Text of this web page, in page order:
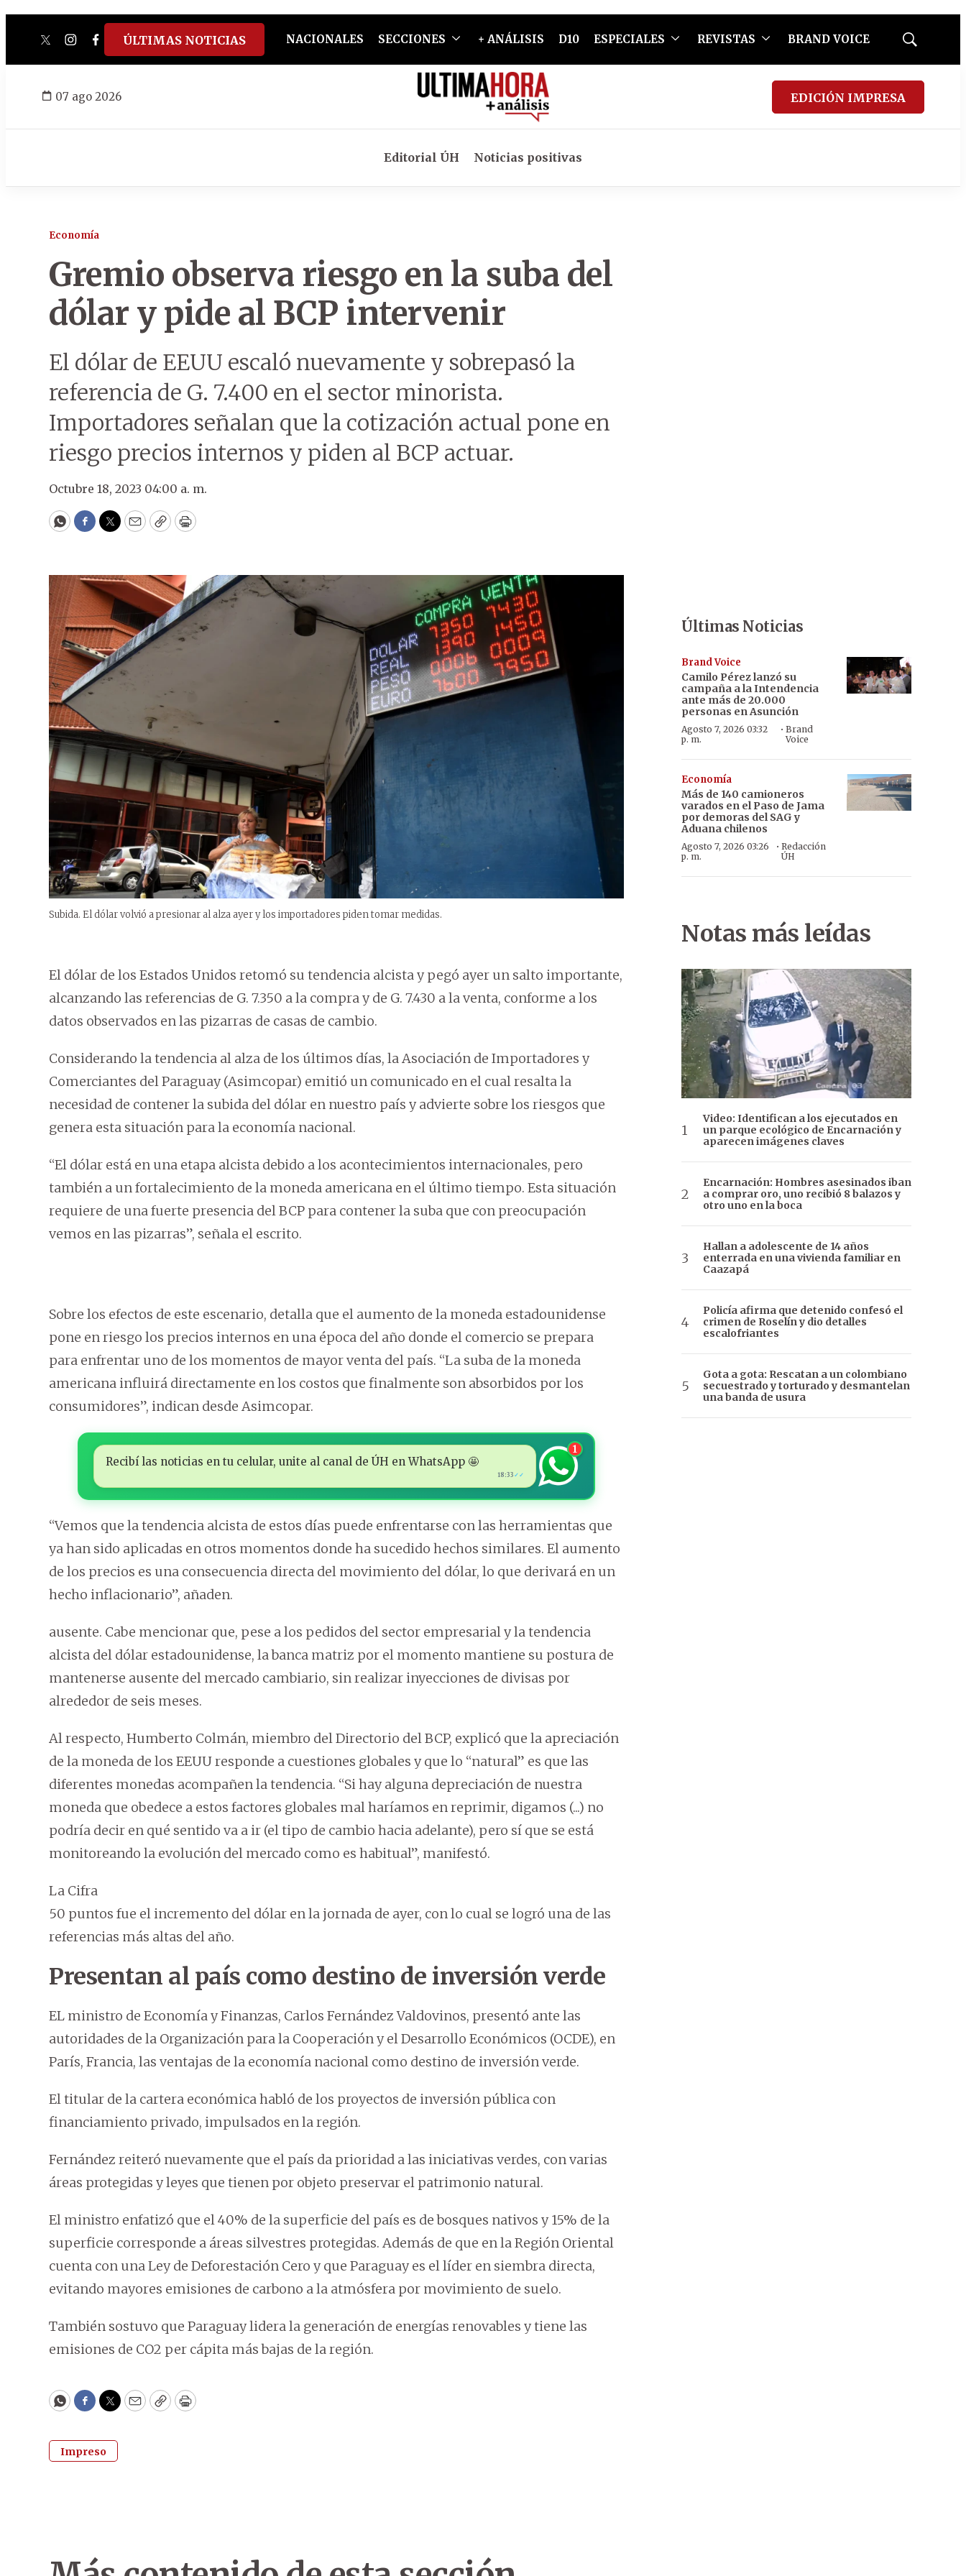
twitterinstagram
facebook
tiktokyoutube
spotify
ÚLTIMAS NOTICIAS NACIONALES SECCIONES + ANÁLISIS D10 ESPECIALES REVISTAS BRAND VOICE
Mostrar
07 ago 2026 EDICIÓN IMPRESA
Editorial ÚH Noticias positivas
Economía
Gremio observa riesgo en la suba del
dólar y pide al BCP intervenir
El dólar de EEUU escaló nuevamente y sobrepasó la
referencia de G. 7.400 en el sector minorista.
Importadores señalan que la cotización actual pone en
riesgo precios internos y piden al BCP actuar.
Octubre 18, 2023 04:00 a. m.
WhatsApp
Facebook
Twitter
EmailCopyPrint
Subida. El dólar volvió a presionar al alza ayer y los importadores piden tomar medidas.
El dólar de los Estados Unidos retomó su tendencia alcista y pegó ayer un salto importante,
alcanzando las referencias de G. 7.350 a la compra y de G. 7.430 a la venta, conforme a los
datos observados en las pizarras de casas de cambio.
Considerando la tendencia al alza de los últimos días, la Asociación de Importadores y
Comerciantes del Paraguay (Asimcopar) emitió un comunicado en el cual resalta la
necesidad de contener la subida del dólar en nuestro país y advierte sobre los riesgos que
genera esta situación para la economía nacional.
“El dólar está en una etapa alcista debido a los acontecimientos internacionales, pero
también a un fortalecimiento de la moneda americana en el último tiempo. Esta situación
requiere de una fuerte presencia del BCP para contener la suba que con preocupación
vemos en las pizarras”, señala el escrito.
Sobre los efectos de este escenario, detalla que el aumento de la moneda estadounidense
pone en riesgo los precios internos en una época del año donde el comercio se prepara
para enfrentar uno de los momentos de mayor venta del país. “La suba de la moneda
americana influirá directamente en los costos que finalmente son absorbidos por los
consumidores”, indican desde Asimcopar.
Recibí las noticias en tu celular, unite al canal de ÚH en WhatsApp 🤩
18:33 ✓✓
1
“Vemos que la tendencia alcista de estos días puede enfrentarse con las herramientas que
ya han sido aplicadas en otros momentos donde ha sucedido hechos similares. El aumento
de los precios es una consecuencia directa del movimiento del dólar, lo que derivará en un
hecho inflacionario”, añaden.
ausente. Cabe mencionar que, pese a los pedidos del sector empresarial y la tendencia
alcista del dólar estadounidense, la banca matriz por el momento mantiene su postura de
mantenerse ausente del mercado cambiario, sin realizar inyecciones de divisas por
alrededor de seis meses.
Al respecto, Humberto Colmán, miembro del Directorio del BCP, explicó que la apreciación
de la moneda de los EEUU responde a cuestiones globales y que lo “natural” es que las
diferentes monedas acompañen la tendencia. “Si hay alguna depreciación de nuestra
moneda que obedece a estos factores globales mal haríamos en reprimir, digamos (...) no
podría decir en qué sentido va a ir (el tipo de cambio hacia adelante), pero sí que se está
monitoreando la evolución del mercado como es habitual”, manifestó.
La Cifra
50 puntos fue el incremento del dólar en la jornada de ayer, con lo cual se logró una de las
referencias más altas del año.
Presentan al país como destino de inversión verde
EL ministro de Economía y Finanzas, Carlos Fernández Valdovinos, presentó ante las
autoridades de la Organización para la Cooperación y el Desarrollo Económicos (OCDE), en
París, Francia, las ventajas de la economía nacional como destino de inversión verde.
El titular de la cartera económica habló de los proyectos de inversión pública con
financiamiento privado, impulsados en la región.
Fernández reiteró nuevamente que el país da prioridad a las iniciativas verdes, con varias
áreas protegidas y leyes que tienen por objeto preservar el patrimonio natural.
El ministro enfatizó que el 40% de la superficie del país es de bosques nativos y 15% de la
superficie corresponde a áreas silvestres protegidas. Además de que en la Región Oriental
cuenta con una Ley de Deforestación Cero y que Paraguay es el líder en siembra directa,
evitando mayores emisiones de carbono a la atmósfera por movimiento de suelo.
También sostuvo que Paraguay lidera la generación de energías renovables y tiene las
emisiones de CO2 per cápita más bajas de la región.
WhatsApp
Facebook
Twitter
EmailCopyPrint
Impreso
Últimas Noticias
Brand Voice
Camilo Pérez lanzó su
campaña a la Intendencia
ante más de 20.000
personas en Asunción
Agosto 7, 2026 03:32
p. m.
· Brand
Voice
Economía
Más de 140 camioneros
varados en el Paso de Jama
por demoras del SAG y
Aduana chilenos
Agosto 7, 2026 03:26
p. m.
·Redacción
ÚH
Notas más leídas
Video: Identifican a los ejecutados en
un parque ecológico de Encarnación y
aparecen imágenes claves
Encarnación: Hombres asesinados iban
a comprar oro, uno recibió 8 balazos y
otro uno en la boca
Hallan a adolescente de 14 años
enterrada en una vivienda familiar en
Caazapá
Policía afirma que detenido confesó el
crimen de Roselín y dio detalles
escalofriantes
Gota a gota: Rescatan a un colombiano
secuestrado y torturado y desmantelan
una banda de usura